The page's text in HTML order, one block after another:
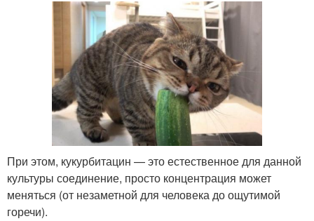
При этом, кукурбитацин — это естественное для данной
культуры соединение, просто концентрация может
меняться (от незаметной для человека до ощутимой
горечи).